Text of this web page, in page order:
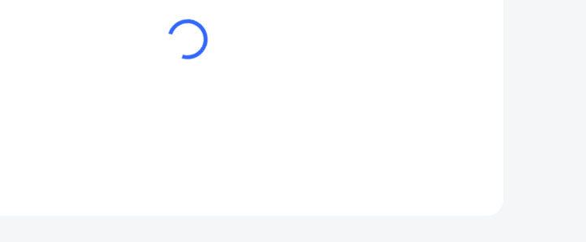
remeňmi s výstupným tlakom 11 bar určený pre